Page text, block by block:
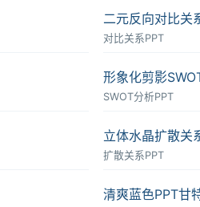
二元反向对比关
对比关系PPT
形象化剪影
SWOT分析PPT
立体水晶扩散关
扩散关系PPT
清爽蓝色PPT甘